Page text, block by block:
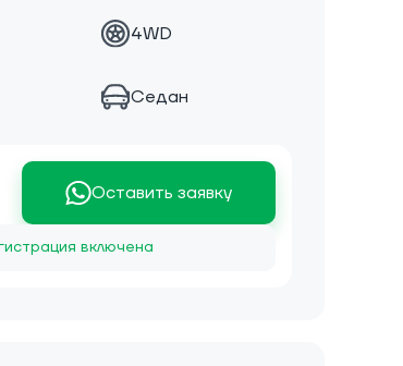
4WD
Седан
Оставить заявку
включена